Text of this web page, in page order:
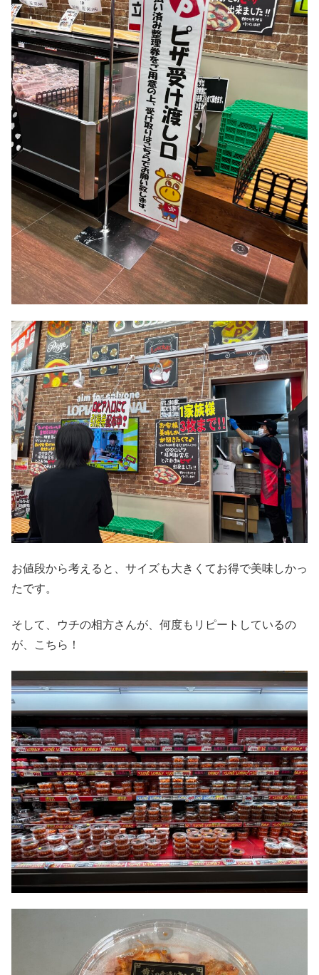
お値段から考えると、サイズも大きくてお得で美味しかっ
たです。
そして、ウチの相方さんが、何度もリピートしているの
が、こちら！